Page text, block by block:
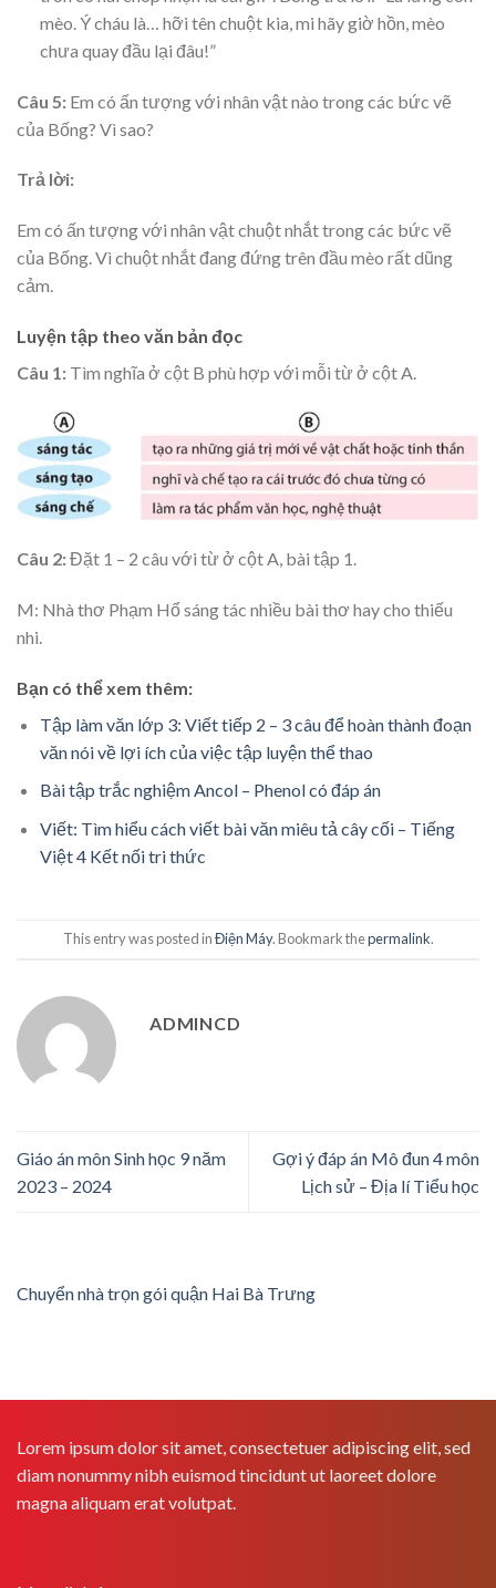
mèo. Ý cháu là… hỡi tên chuột kia, mi hãy giờ hồn, mèo
chưa quay đầu lại đâu!”
Câu 5: Em có ấn tượng với nhân vật nào trong các bức vẽ
của Bống? Vì sao?
Trả lời:
Em có ấn tượng với nhân vật chuột nhắt trong các bức vẽ
của Bống. Vì chuột nhắt đang đứng trên đầu mèo rất dũng
cảm.
Luyện tập theo văn bản đọc
Câu 1: Tìm nghĩa ở cột B phù hợp với mỗi từ ở cột A.
Câu 2:Đặt 1 – 2 câu với từ ở cột A, bài tập 1.
M: Nhà thơ Phạm Hổ sáng tác nhiều bài thơ hay cho thiếu
nhi.
Bạn có thể xem thêm:
Tập làm văn lớp 3: Viết tiếp 2 – 3 câu để hoàn thành đoạn
văn nói về lợi ích của việc tập luyện thể thao
Bài tập trắc nghiệm Ancol – Phenol có đáp án
Viết: Tìm hiểu cách viết bài văn miêu tả cây cối – Tiếng
Việt 4 Kết nối tri thức
This entry was posted inĐiện Máy. Bookmark thepermalink.
ADMINCD
Giáo án môn Sinh học 9 năm
2023 – 2024
Gợi ý đáp án Mô đun 4 môn
Lịch sử – Địa lí Tiểu học
Chuyển nhà trọn gói quận Hai Bà Trưng
Lorem ipsum dolor sit amet, consectetuer adipiscing elit, sed
diam nonummy nibh euismod tincidunt ut laoreet dolore
magna aliquam erat volutpat.